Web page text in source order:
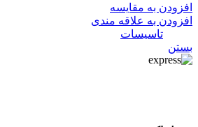
افزودن به مقایسه
افزودن به علاقه مندی
تاسیسات
بستن